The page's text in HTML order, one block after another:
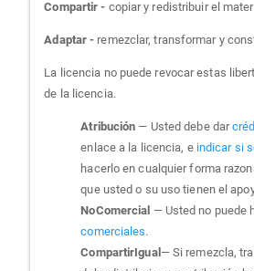
Compartir - copiar y redistribuir el
Adaptar - remezclar, transformar y
La licencia no puede revocar estas
de la licencia.
Atribución — Usted debe dar
enlace a la licencia, e indicar si
hacerlo en cualquier forma
que usted o su uso tienen el
NoComercial — Usted no puede
comerciales.
CompartirIgual— Si remezcla,